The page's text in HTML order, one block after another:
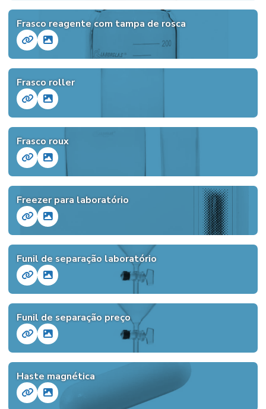
Frasco reagente com tampa de rosca
Frasco roller
Frasco roux
Freezer para laboratório
Funil de separação laboratório
Funil de separação preço
Haste magnética